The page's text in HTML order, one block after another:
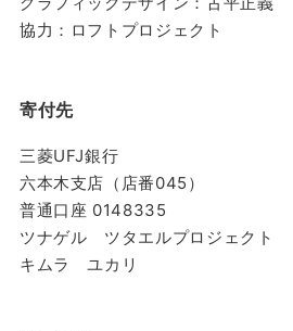
協力：ロフトプロジェクト
寄付先
三菱UFJ銀行
六本木支店（店番045）
普通口座 0148335
ツナゲル ツタエルプロジェクト
キムラ ユカリ